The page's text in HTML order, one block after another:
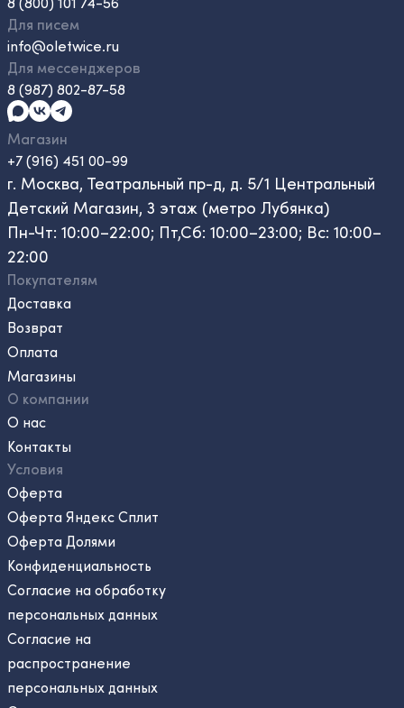
Для писем
info@oletwice.ru
Для мессенджеров
8 (987) 802-87-58
Магазин
+7 (916) 451 00-99
г. Москва, Театральный пр-д, д. 5/1 Центральный
Детский Магазин, 3 этаж (метро Лубянка)
Пн-Чт: 10:00–22:00; Пт,Сб: 10:00–23:00; Вс: 10:00–
22:00
Покупателям
Доставка
Возврат
Оплата
Магазины
О компании
О нас
Контакты
Условия
Оферта
Оферта Яндекс Сплит
Оферта Долями
Конфиденциальность
Согласие на обработку
персональных данных
Согласие на
распространение
персональных данных